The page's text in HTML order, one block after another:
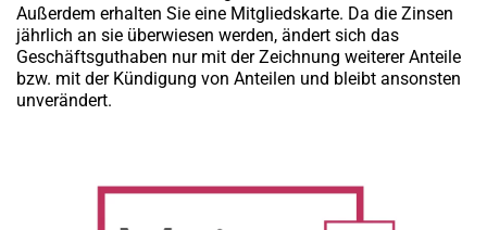
Außerdem erhalten Sie eine Mitgliedskarte. Da die Zinsen
jährlich an sie überwiesen werden, ändert sich das
Geschäftsguthaben nur mit der Zeichnung weiterer Anteile
bzw. mit der Kündigung von Anteilen und bleibt ansonsten
unverändert.